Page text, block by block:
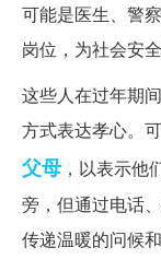
可能是医生、警
岗位，为社会安
这些人在过年期
方式表达孝心。
父母 ，以表示他
旁，但通过电话
传递温暖的问候和